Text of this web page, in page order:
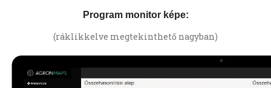
Program monitor képe:
(ráklikkelve megtekinthető nagyban)